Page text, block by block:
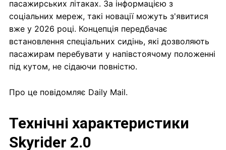
пасажирських літаках. За інформацією з
соціальних мереж, такі новації можуть з'явитися
вже у 2026 році. Концепція передбачає
встановлення спеціальних сидінь, які дозволяють
пасажирам перебувати у напівстоячому положенні
під кутом, не сідаючи повністю.
Про це повідомляє Daily Mail.
Технічні характеристики
Skyrider 2.0